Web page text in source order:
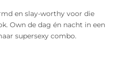
en slay-worthy voor die
Own de dag én nacht in een
supersexy combo.